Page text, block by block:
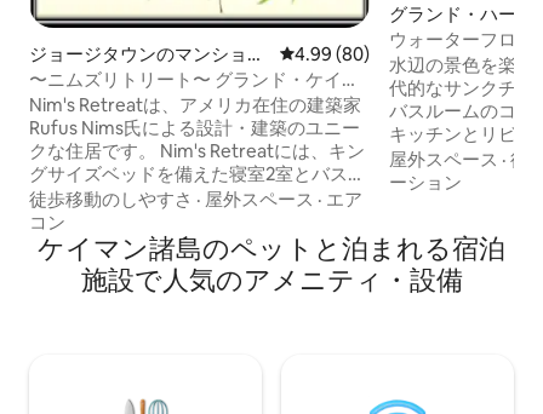
ジョージタウンのマンショ
ン・アパート
レビュー80件、5つ星中4.99つ
4.99 (80)
〜ニムズリトリート〜 グランド・ケイマ
ンBWI
Nim's Retreatは、アメリカ在住の建築家
Rufus Nims氏による設計・建築のユニー
クな住居です。 Nim's Retreatには、キン
グサイズベッドを備えた寝室2室とバスル
ーム2室があります。グランド・ケイマン
島の最高のレストランやダイビングスポ
ットのいくつかから近く、中心部に位置
しています。ちょっと足を伸ばすだけで
行けるスミス・コーブでは、さっと泳い
ただけます。本宿泊施設の各部屋には
徒歩移動のしやすさ · 屋外スペース · エア
コン
グランド・ハーバ
ドミニアム
ウォーターフロン
ングスイート｜プ
水辺の景色を楽し
代的なサンクチュ
バスルームのコン
キッチンとリビン
のアメニティ（
Apple TV、
オ、プール、無
ます。グランド
です。グランド
屋外スペース ·徒
ーション
ケイマン諸島のペットと泊まれる宿泊
施設で人気のアメニティ・設備